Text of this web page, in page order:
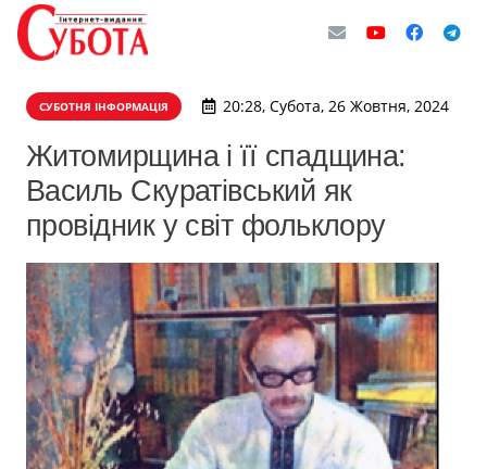
СУБОТНЯ ІНФОРМАЦІЯ 20:28, Субота, 26 Жовтня, 2024
Житомирщина і її спадщина:
Василь Скуратівський як
провідник у світ фольклору